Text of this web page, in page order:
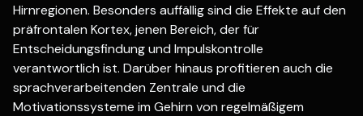
Hirnregionen. Besonders auffällig sind die Effekte auf den
präfrontalen Kortex, jenen Bereich, der für
Entscheidungsfindung und Impulskontrolle
verantwortlich ist. Darüber hinaus profitieren auch die
sprachverarbeitenden Zentrale und die
Motivationssysteme im Gehirn von regelmäßigem